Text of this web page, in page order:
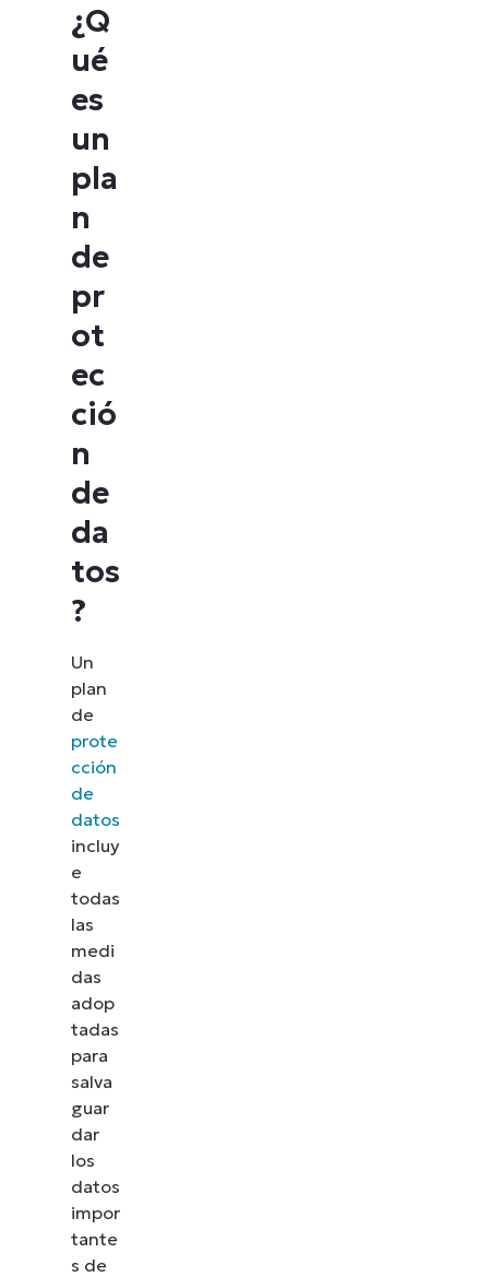
¿Q
ué
es
un
pla
n
de
pr
ot
ec
ció
n
de
da
tos
?
Un
plan
de
prote
cción
de
datos
incluy
e
todas
las
medi
das
adop
tadas
para
salva
guar
dar
los
datos
impor
tante
s de